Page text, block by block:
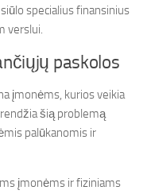
specialius finansinius
verslui.
paskolos
įmonėms, kurios veikia
šią problemą
palūkanomis ir
įmonėms ir fiziniams